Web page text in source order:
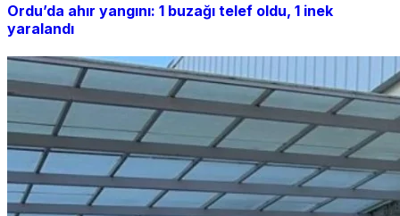
Ordu’da ahır yangını: 1 buzağı telef oldu, 1 inek
yaralandı